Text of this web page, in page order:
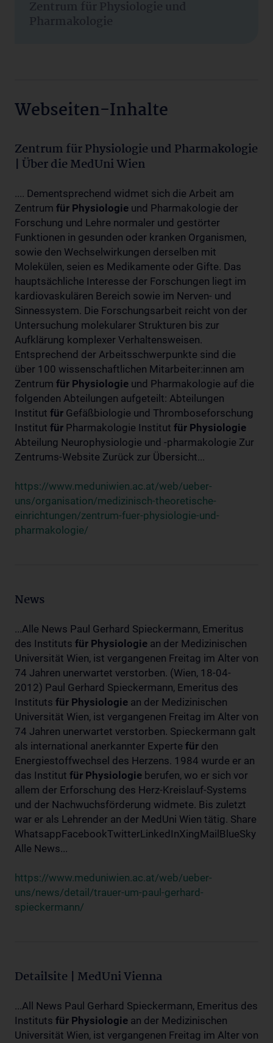
Zentrum für Physiologie und
Pharmakologie
Webseiten-Inhalte
Zentrum für Physiologie und Pharmakologie
| Über die MedUni Wien
.... Dementsprechend widmet sich die Arbeit am
Zentrum für Physiologie und Pharmakologie der
Forschung und Lehre normaler und gestörter
Funktionen in gesunden oder kranken Organismen,
sowie den Wechselwirkungen derselben mit
Molekülen, seien es Medikamente oder Gifte. Das
hauptsächliche Interesse der Forschungen liegt im
kardiovaskulären Bereich sowie im Nerven- und
Sinnessystem. Die Forschungsarbeit reicht von der
Untersuchung molekularer Strukturen bis zur
Aufklärung komplexer Verhaltensweisen.
Entsprechend der Arbeitsschwerpunkte sind die
über 100 wissenschaftlichen Mitarbeiter:innen am
Zentrum für Physiologie und Pharmakologie auf die
folgenden Abteilungen aufgeteilt: Abteilungen
Institut für Gefäßbiologie und Thromboseforschung
Institut für Pharmakologie Institut für Physiologie
Abteilung Neurophysiologie und -pharmakologie Zur
Zentrums-Website Zurück zur Übersicht...
https://www.meduniwien.ac.at/web/ueber-
uns/organisation/medizinisch-theoretische-
einrichtungen/zentrum-fuer-physiologie-und-
pharmakologie/
News
...Alle News Paul Gerhard Spieckermann, Emeritus
des Instituts für Physiologie an der Medizinischen
Universität Wien, ist vergangenen Freitag im Alter von
74 Jahren unerwartet verstorben. (Wien, 18-04-
2012) Paul Gerhard Spieckermann, Emeritus des
Instituts für Physiologie an der Medizinischen
Universität Wien, ist vergangenen Freitag im Alter von
74 Jahren unerwartet verstorben. Spieckermann galt
als international anerkannter Experte für den
Energiestoffwechsel des Herzens. 1984 wurde er an
das Institut für Physiologie berufen, wo er sich vor
allem der Erforschung des Herz-Kreislauf-Systems
und der Nachwuchsförderung widmete. Bis zuletzt
war er als Lehrender an der MedUni Wien tätig. Share
WhatsappFacebookTwitterLinkedInXingMailBlueSky
Alle News...
https://www.meduniwien.ac.at/web/ueber-
uns/news/detail/trauer-um-paul-gerhard-
spieckermann/
Detailsite | MedUni Vienna
...All News Paul Gerhard Spieckermann, Emeritus des
Instituts für Physiologie an der Medizinischen
Universität Wien, ist vergangenen Freitag im Alter von